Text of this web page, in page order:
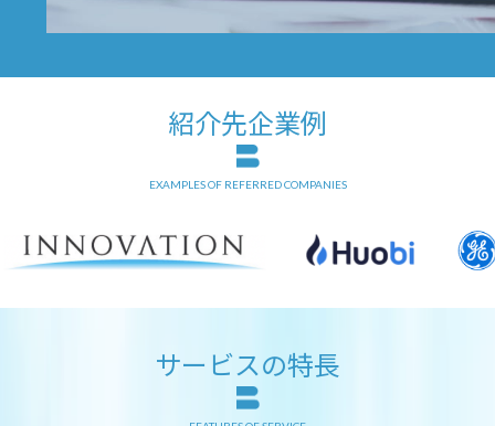
紹介先企業例
EXAMPLES OF REFERRED COMPANIES
サービスの特長